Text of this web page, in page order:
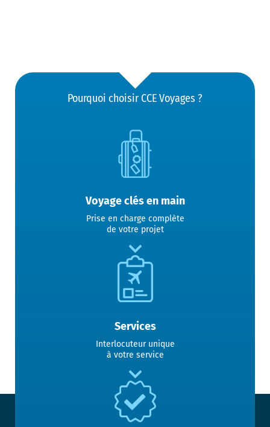
Pourquoi choisir CCE Voyages ?
Voyage clés en main
Prise en charge complète
de votre projet
Services
Interlocuteur unique
à votre service